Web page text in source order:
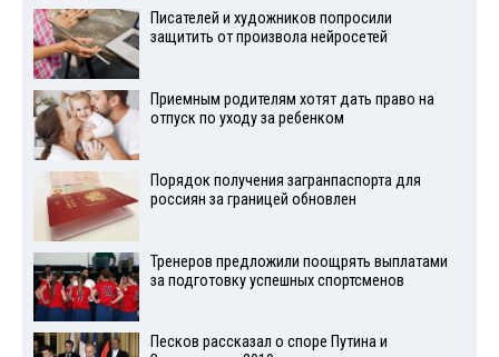
Писателей и художников попросили
защитить от произвола нейросетей
Приемным родителям хотят дать право на
отпуск по уходу за ребенком
Порядок получения загранпаспорта для
россиян за границей обновлен
Тренеров предложили поощрять выплатами
за подготовку успешных спортсменов
Песков рассказал о споре Путина и